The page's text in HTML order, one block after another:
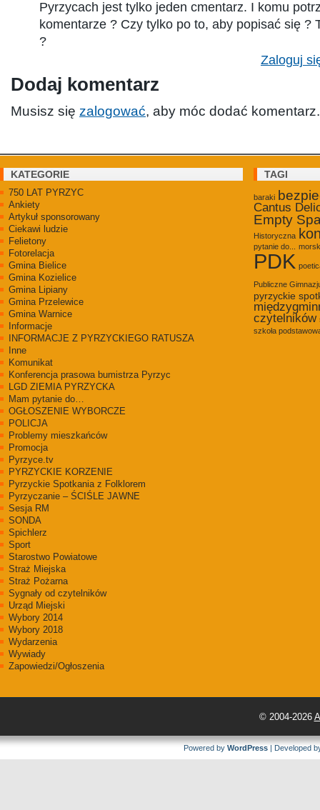
Pyrzycach jest tylko jeden cmentarz. I komu
komentarze ? Czy tylko po to, aby popisać się ?
?
Zaloguj
Dodaj komentarz
Musisz się zalogować, aby móc dodać komentarz.
KATEGORIE
750 LAT PYRZYC
Ankiety
Artykuł sponsorowany
Ciekawi ludzie
Felietony
Fotorelacja
Gmina Bielice
Gmina Kozielice
Gmina Lipiany
Gmina Przelewice
Gmina Warnice
Informacje
INFORMACJE Z PYRZYCKIEGO RATUSZA
Inne
Komunikat
Konferencja prasowa bumistrza Pyrzyc
LGD ZIEMIA PYRZYCKA
Mam pytanie do…
OGŁOSZENIE WYBORCZE
POLICJA
Problemy mieszkańców
Promocja
Pyrzyce.tv
PYRZYCKIE KORZENIE
Pyrzyckie Spotkania z Folklorem
Pyrzyczanie – ŚCIŚLE JAWNE
Sesja RM
SONDA
Spichlerz
Sport
Starostwo Powiatowe
Straż Miejska
Straż Pożarna
Sygnały od czytelników
Urząd Miejski
Wybory 2014
Wybory 2018
Wydarzenia
Wywiady
Zapowiedzi/Ogłoszenia
TAGI
baraki
Cantus
Empty
Historyczna
pytanie do...
PDK
Publiczne
pyrzyckie
czytelników
szkoła
© 2004-2026
Powered by WordPress | Developed